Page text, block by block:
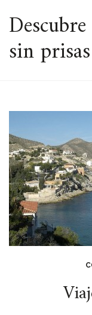
sin prisas